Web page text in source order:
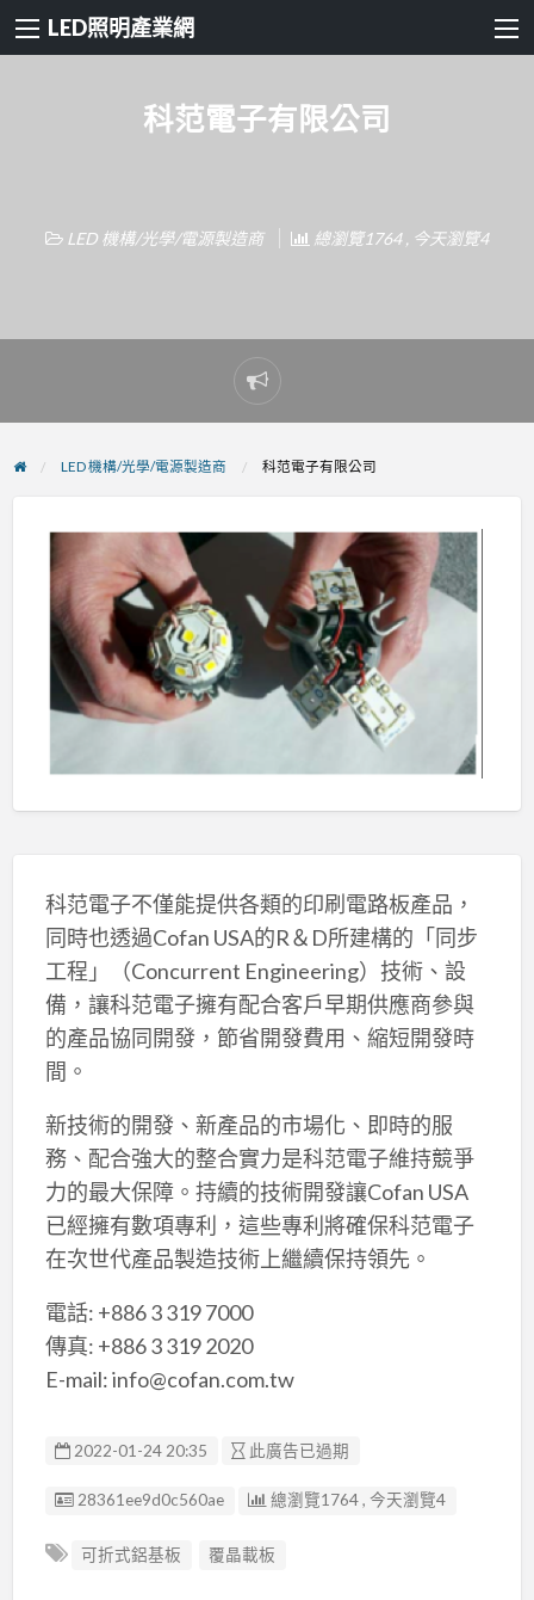
LED照明產業網
科范電子有限公司
LED 機構/光學/電源製造商 總瀏覽1764 , 今天瀏覽4
Report
problem
LED 機構/光學/電源製造商 科范電子有限公司
科范電子不僅能提供各類的印刷電路板產品，
同時也透過Cofan USA的R＆D所建構的「同步
工程」（Concurrent Engineering）技術、設
備，讓科范電子擁有配合客戶早期供應商參與
的產品協同開發，節省開發費用、縮短開發時
間。
新技術的開發、新產品的市場化、即時的服
務、配合強大的整合實力是科范電子維持競爭
力的最大保障。持續的技術開發讓Cofan USA
已經擁有數項專利，這些專利將確保科范電子
在次世代產品製造技術上繼續保持領先。
電話: +886 3 319 7000
傳真: +886 3 319 2020
E-mail: info@cofan.com.tw
2022-01-24 20:35 此廣告已過期
廣告编號
28361ee9d0c560ae 總瀏覽1764 , 今天瀏覽4
可折式鋁基板 覆晶載板